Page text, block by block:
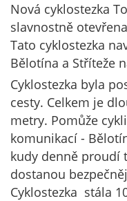
Nová cyklostezka
slavnostně
Tato cyklostezka
Bělotína a Stříteže
Cyklostezka byla
cesty. Celkem je
metry. Pomůže
komunikací -
kudy denně proudí
dostanou
Cyklostezka stála